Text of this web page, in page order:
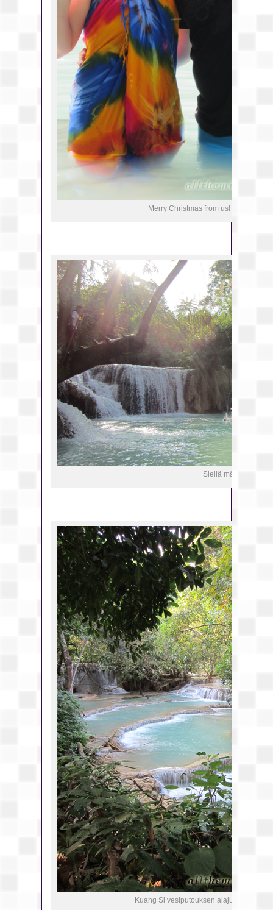
Merry Christmas from us! 😀
Siellä mä
Kuang Si vesiputouksen alajuoksua